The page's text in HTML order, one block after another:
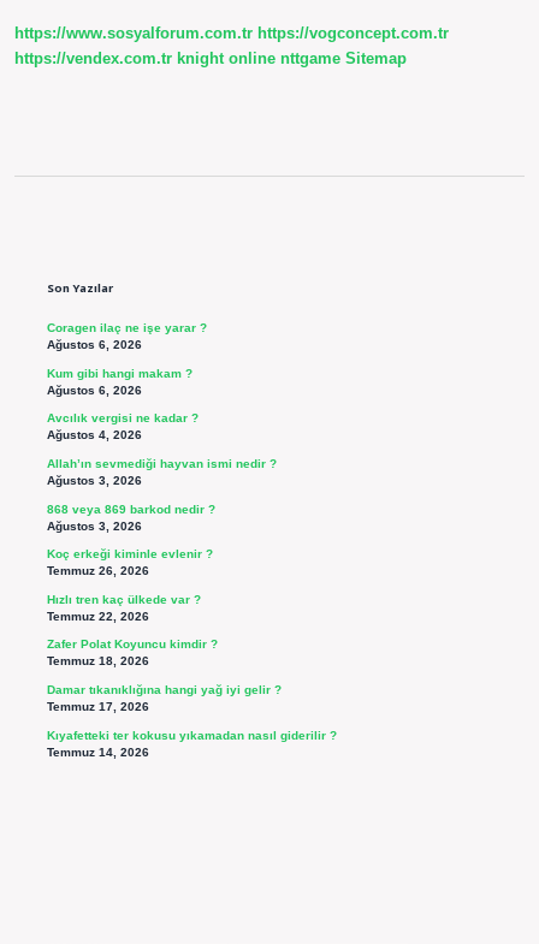
https://www.sosyalforum.com.tr https://vogconcept.com.tr
https://vendex.com.tr knight online nttgame Sitemap
Son Yazılar
Coragen ilaç ne işe yarar ?
Ağustos 6, 2026
Kum gibi hangi makam ?
Ağustos 6, 2026
Avcılık vergisi ne kadar ?
Ağustos 4, 2026
Allah’ın sevmediği hayvan ismi nedir ?
Ağustos 3, 2026
868 veya 869 barkod nedir ?
Ağustos 3, 2026
Koç erkeği kiminle evlenir ?
Temmuz 26, 2026
Hızlı tren kaç ülkede var ?
Temmuz 22, 2026
Zafer Polat Koyuncu kimdir ?
Temmuz 18, 2026
Damar tıkanıklığına hangi yağ iyi gelir ?
Temmuz 17, 2026
Kıyafetteki ter kokusu yıkamadan nasıl giderilir ?
Temmuz 14, 2026